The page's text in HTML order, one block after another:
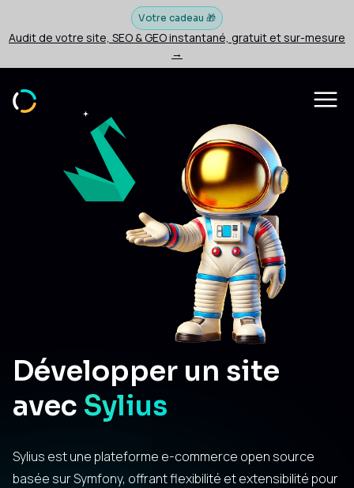
Votre cadeau 🎁
Audit de votre site, SEO & GEO instantané, gratuit et sur-mesure
→
Développer un site
avec Sylius
Sylius est une plateforme e-commerce open source
basée sur Symfony, offrant flexibilité et extensibilité pour